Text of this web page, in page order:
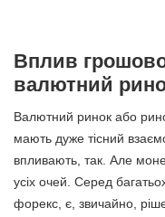
Вплив
валютний
Валютний ринок або
мають дуже тісний
впливають, так. Але
усіх очей. Серед
форекс, є, звичайно,